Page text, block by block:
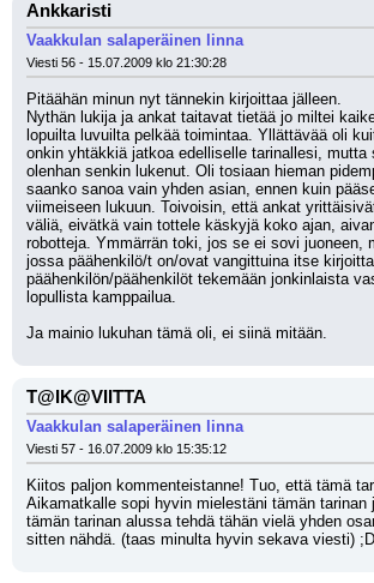
Ankkaristi
Vaakkulan salaperäinen linna
Viesti 56 - 15.07.2009 klo 21:30:28
Pitäähän minun nyt tännekin kirjoittaa jälleen.
Nythän lukija ja ankat taitavat tietää jo miltei
lopuilta luvuilta pelkää toimintaa. Yllättävää oli
onkin yhtäkkiä jatkoa edelliselle tarinallesi, mutta
olenhan senkin lukenut. Oli tosiaan hieman
saanko sanoa vain yhden asian, ennen kuin
viimeiseen lukuun. Toivoisin, että ankat
väliä, eivätkä vain tottele käskyjä koko ajan,
robotteja. Ymmärrän toki, jos se ei sovi juoneen,
jossa päähenkilö/t on/ovat vangittuina itse
päähenkilön/päähenkilöt tekemään jonkinlaista
lopullista kamppailua.
Ja mainio lukuhan tämä oli, ei siinä mitään.
T@IK@VIITTA
Vaakkulan salaperäinen linna
Viesti 57 - 16.07.2009 klo 15:35:12
Kiitos paljon kommenteistanne! Tuo, että tämä
Aikamatkalle sopi hyvin mielestäni tämän tarinan
tämän tarinan alussa tehdä tähän vielä yhden
sitten nähdä. (taas minulta hyvin sekava viesti) ;D